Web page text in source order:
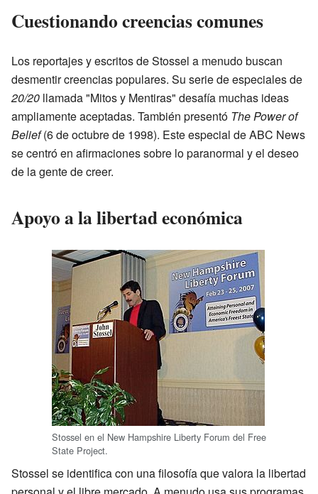
Cuestionando creencias comunes
Los reportajes y escritos de Stossel a menudo buscan
desmentir creencias populares. Su serie de especiales de
20/20 llamada "Mitos y Mentiras" desafía muchas ideas
ampliamente aceptadas. También presentó The Power of
Belief(6 de octubre de 1998). Este especial de ABC News
se centró en afirmaciones sobre lo paranormal y el deseo
de la gente de creer.
Apoyo a la libertad económica
Stossel en el New Hampshire Liberty Forum del Free
State Project.
Stossel se identifica con una filosofía que valora la libertad